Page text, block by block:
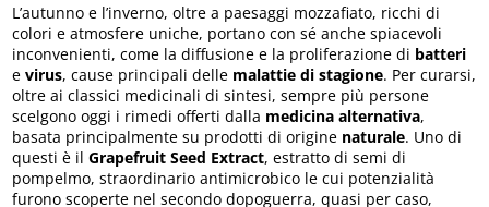
L’autunno e l’inverno, oltre a paesaggi mozzafiato, ricchi di
colori e atmosfere uniche, portano con sé anche spiacevoli
inconvenienti, come la diffusione e la proliferazione di batteri
e virus, cause principali delle malattie di stagione. Per curarsi,
oltre ai classici medicinali di sintesi, sempre più persone
scelgono oggi i rimedi offerti dalla medicina alternativa,
basata principalmente su prodotti di origine naturale. Uno di
questi è ilGrapefruit Seed Extract, estratto di semi di
pompelmo, straordinario antimicrobico le cui potenzialità
furono scoperte nel secondo dopoguerra, quasi per caso,